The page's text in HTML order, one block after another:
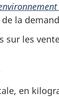
la
sur les
en